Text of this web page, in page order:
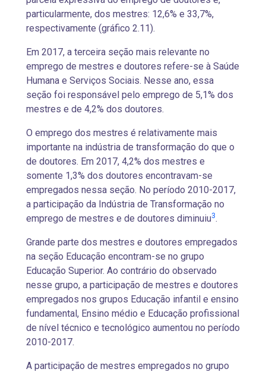
particularmente, dos mestres: 12,6% e 33,7%,
respectivamente (gráfico 2.11).
Em 2017, a terceira seção mais relevante no
emprego de mestres e doutores refere-se à Saúde
Humana e Serviços Sociais. Nesse ano, essa
seção foi responsável pelo emprego de 5,1% dos
mestres e de 4,2% dos doutores.
O emprego dos mestres é relativamente mais
importante na indústria de transformação do que o
de doutores. Em 2017, 4,2% dos mestres e
somente 1,3% dos doutores encontravam-se
empregados nessa seção. No período 2010-2017,
a participação da Indústria de Transformação no
emprego de mestres e de doutores diminuiu3.
Grande parte dos mestres e doutores empregados
na seção Educação encontram-se no grupo
Educação Superior. Ao contrário do observado
nesse grupo, a participação de mestres e doutores
empregados nos grupos Educação infantil e ensino
fundamental, Ensino médio e Educação profissional
de nível técnico e tecnológico aumentou no período
2010-2017.
A participação de mestres empregados no grupo